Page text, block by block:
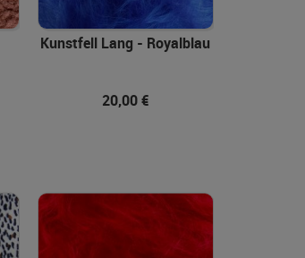
Kunstfell Lang - Royalblau
20,00 €